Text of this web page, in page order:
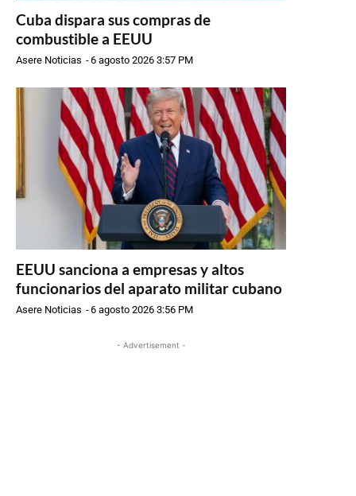
Cuba dispara sus compras de
combustible a EEUU
Asere Noticias -6 agosto 2026 3:57 PM
EEUU sanciona a empresas y altos
funcionarios del aparato militar cubano
Asere Noticias -6 agosto 2026 3:56 PM
- Advertisement -